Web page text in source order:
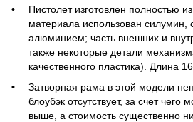
Пистолет изготовлен полностью
материала использован силумин,
алюминием; часть внешних и
также некоторые детали
качественного пластика). Длина
Затворная рама в этой модели
блоубэк отсутствует, за счет чего
выше, а стоимость существенно